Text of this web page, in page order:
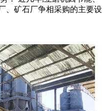
、矿石厂争相采购的主要设